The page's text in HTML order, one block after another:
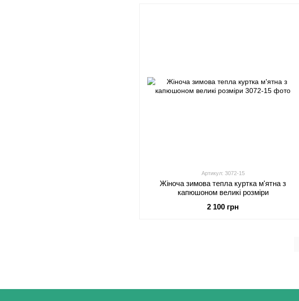
Артикул: 3072-15
Жіноча зимова тепла куртка м'ятна з
капюшоном великі розміри
2 100 грн